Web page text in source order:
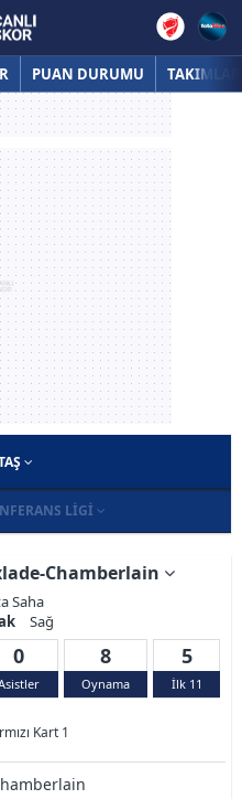
PUAN DURUMU TAKIMLAR
LIGI
Chamberlain
Saha
Sağ
0 8
Oynama
5
İlk 11
Kart 1